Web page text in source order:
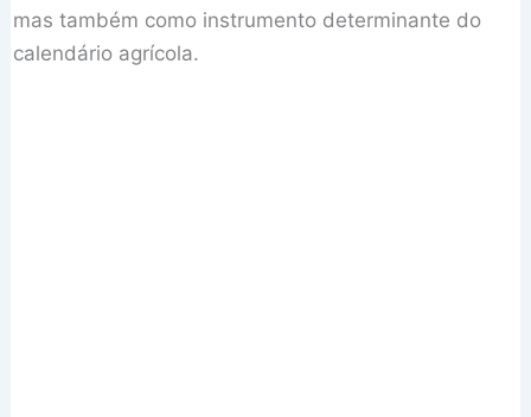
mas também como instrumento determinante do
calendário agrícola.